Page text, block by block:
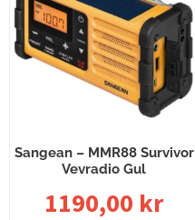
Sangean – MMR88 Survivor
Vevradio Gul
1190,00 kr